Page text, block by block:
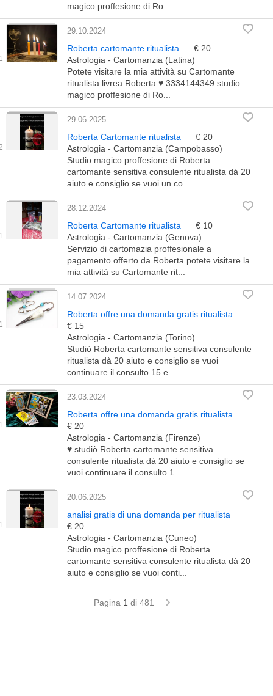
magico proffesione di Ro...
29.10.2024
Roberta cartomante ritualista
€ 20
Astrologia - Cartomanzia (Latina)
Potete visitare la mia attività su Cartomante
ritualista livrea Roberta ♥️ 3334144349 studio
magico proffesione di Ro...
29.06.2025
Roberta Cartomante ritualista
€ 20
Astrologia - Cartomanzia (Campobasso)
Studio magico proffesione di Roberta
cartomante sensitiva consulente ritualista dà 20
aiuto e consiglio se vuoi un co...
28.12.2024
Roberta Cartomante ritualista
€ 10
Astrologia - Cartomanzia (Genova)
Servizio di cartomazia proffesionale a
pagamento offerto da Roberta potete visitare la
mia attività su Cartomante rit...
14.07.2024
Roberta offre una domanda gratis ritualista
€ 15
Astrologia - Cartomanzia (Torino)
Studiò Roberta cartomante sensitiva consulente
ritualista dà 20 aiuto e consiglio se vuoi
continuare il consulto 15 e...
23.03.2024
Roberta offre una domanda gratis ritualista
€ 20
Astrologia - Cartomanzia (Firenze)
♥️ studiò Roberta cartomante sensitiva
consulente ritualista dà 20 aiuto e consiglio se
vuoi continuare il consulto 1...
20.06.2025
analisi gratis di una domanda per ritualista
€ 20
Astrologia - Cartomanzia (Cuneo)
Studio magico proffesione di Roberta
cartomante sensitiva consulente ritualista dà 20
aiuto e consiglio se vuoi conti...
Pagina 1 di 481